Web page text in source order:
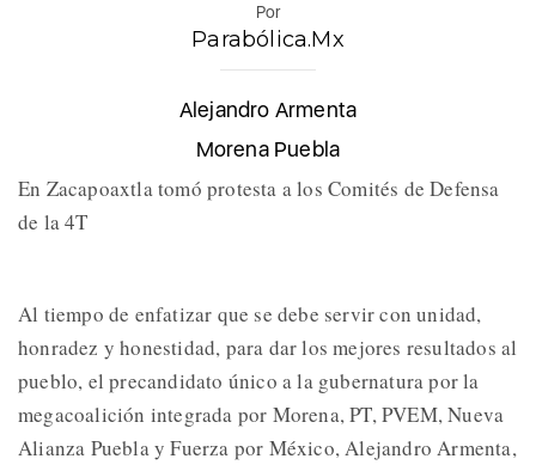
Por
Parabólica.Mx
Alejandro Armenta
Morena Puebla
En Zacapoaxtla tomó protesta a los Comités de Defensa
de la 4T
Al tiempo de enfatizar que se debe servir con unidad,
honradez y honestidad, para dar los mejores resultados al
pueblo, el precandidato único a la gubernatura por la
megacoalición integrada por Morena, PT, PVEM, Nueva
Alianza Puebla y Fuerza por México, Alejandro Armenta,